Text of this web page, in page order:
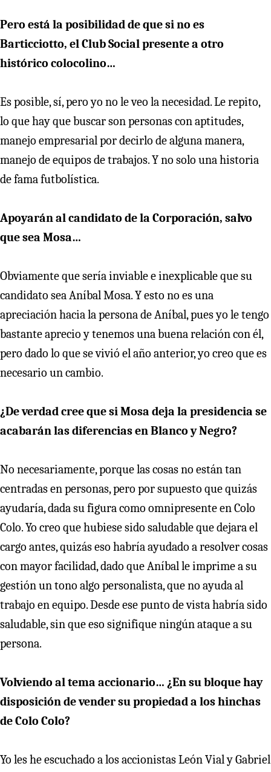
Pero está la posibilidad de que si no es
Barticciotto, el Club Social presente a otro
histórico colocolino…
Es posible, sí, pero yo no le veo la necesidad. Le repito,
lo que hay que buscar son personas con aptitudes,
manejo empresarial por decirlo de alguna manera,
manejo de equipos de trabajos. Y no solo una historia
de fama futbolística.
Apoyarán al candidato de la Corporación, salvo
que sea Mosa…
Obviamente que sería inviable e inexplicable que su
candidato sea Aníbal Mosa. Y esto no es una
apreciación hacia la persona de Aníbal, pues yo le tengo
bastante aprecio y tenemos una buena relación con él,
pero dado lo que se vivió el año anterior, yo creo que es
necesario un cambio.
¿De verdad cree que si Mosa deja la presidencia se
acabarán las diferencias en Blanco y Negro?
No necesariamente, porque las cosas no están tan
centradas en personas, pero por supuesto que quizás
ayudaría, dada su figura como omnipresente en Colo
Colo. Yo creo que hubiese sido saludable que dejara el
cargo antes, quizás eso habría ayudado a resolver cosas
con mayor facilidad, dado que Aníbal le imprime a su
gestión un tono algo personalista, que no ayuda al
trabajo en equipo. Desde ese punto de vista habría sido
saludable, sin que eso signifique ningún ataque a su
persona.
Volviendo al tema accionario… ¿En su bloque hay
disposición de vender su propiedad a los hinchas
de Colo Colo?
Yo les he escuchado a los accionistas León Vial y Gabriel